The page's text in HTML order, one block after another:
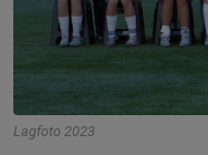
Lagfoto 2023